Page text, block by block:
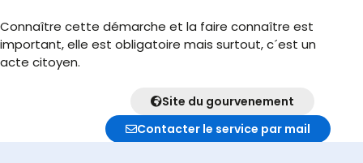
Connaître cette démarche et la faire connaître est
important, elle est obligatoire mais surtout, c´est un
acte citoyen.
Site du gourvenement
Contacter le service par mail